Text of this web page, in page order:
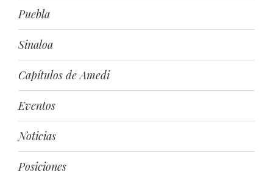
Puebla
Sinaloa
Capítulos de Amedi
Eventos
Noticias
Posiciones